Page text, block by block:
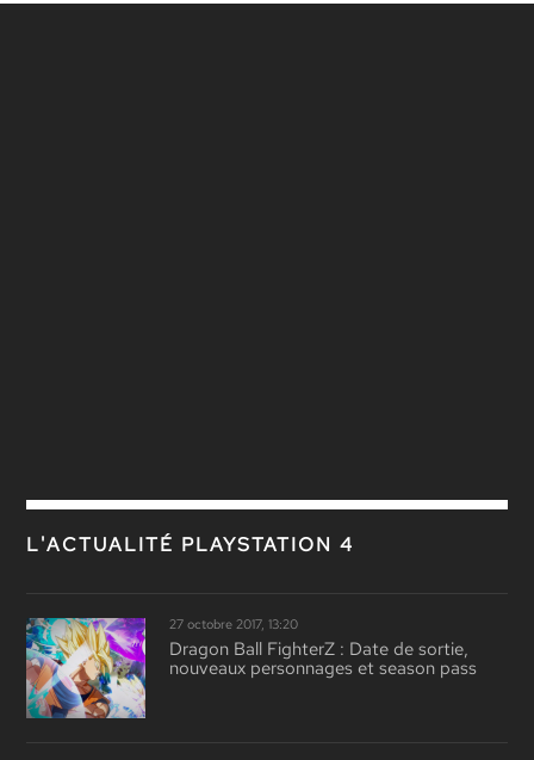
L'ACTUALITÉ PLAYSTATION 4
27 octobre 2017, 13:20
Dragon Ball FighterZ : Date de sortie,
nouveaux personnages et season pass